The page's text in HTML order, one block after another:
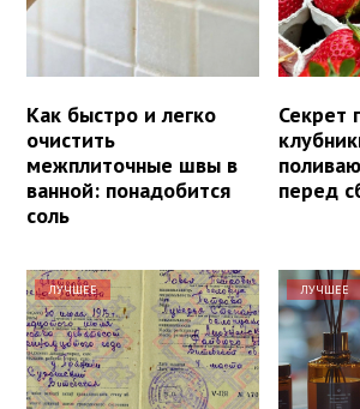
Как быстро и легко
очистить
межплиточные швы в
ванной: понадобится
соль
Секрет
перед
ЛУЧШЕЕ ЛУЧШЕЕ